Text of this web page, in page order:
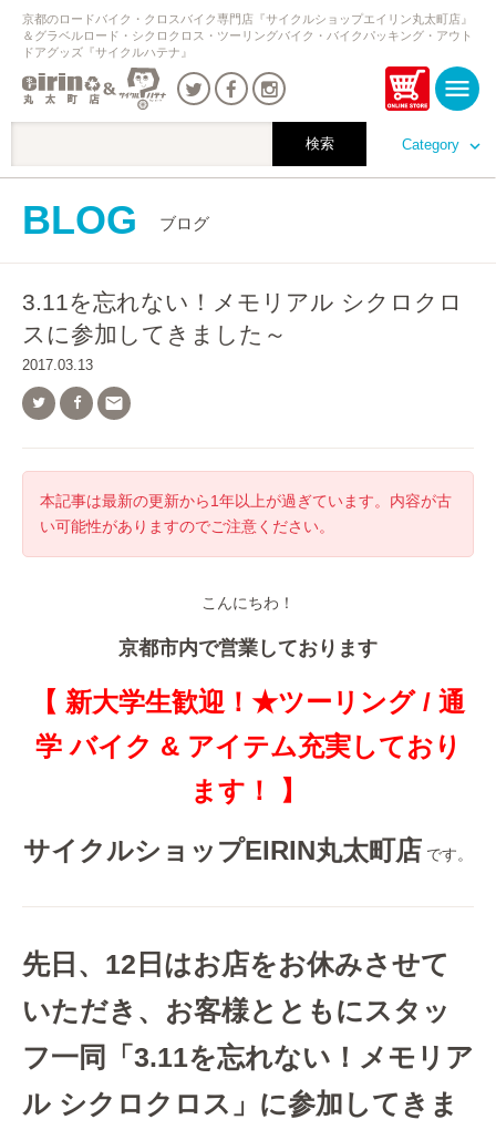
Category
京都のロードバイク・クロスバイク専門店『サイクルショップエイリン丸太町店』
＆グラベルロード・シクロクロス・ツーリングバイク・バイクパッキング・アウト
ドアグッズ『サイクルハテナ』
BLOG ブログ
3.11を忘れない！メモリアル シクロクロ
スに参加してきました～
2017.03.13

本記事は最新の更新から1年以上が過ぎています。内容が古
い可能性がありますのでご注意ください。
こんにちわ！
京都市内で営業しております
【 新大学生歓迎！★ツーリング / 通
学 バイク & アイテム充実しており
ます！ 】
サイクルショップEIRIN丸太町店 です。
先日、12日はお店をお休みさせて
いただき、お客様とともにスタッ
フ一同「3.11を忘れない！メモリア
ル シクロクロス」に参加してきま